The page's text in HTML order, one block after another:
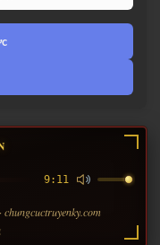
9:11